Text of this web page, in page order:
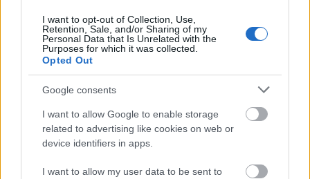
I want to opt-out of Collection, Use,
Retention, Sale, and/or Sharing of my
Personal Data that Is Unrelated with the
Purposes for which it was collected.
Opted Out
Google consents
I want to allow Google to enable storage
related to advertising like cookies on web or
device identifiers in apps.
I want to allow my user data to be sent to
Βάλε το proson.gr στα αποτελέσματα
αναζήτησης της Google
Δημοφιλείς Ειδήσεις